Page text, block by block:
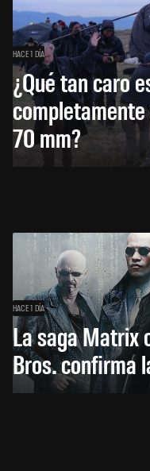
HACE 1 DÍA
¿Qué tan caro
70 mm?
HACE 1 DÍA
La saga Matrix
Bros. confirma